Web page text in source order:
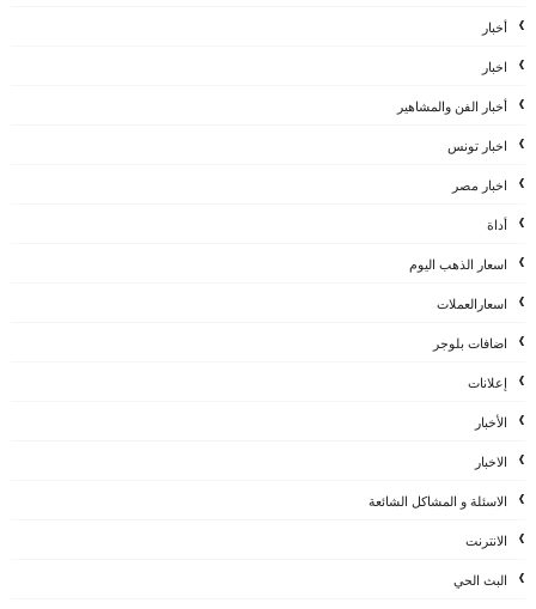
أخبار
اخبار
أخبار الفن والمشاهير
اخبار تونس
اخبار مصر
أداة
اسعار الذهب اليوم
اسعارالعملات
اضافات بلوجر
إعلانات
الأخبار
الاخبار
الاسئلة و المشاكل الشائعة
الانترنت
البث الحي